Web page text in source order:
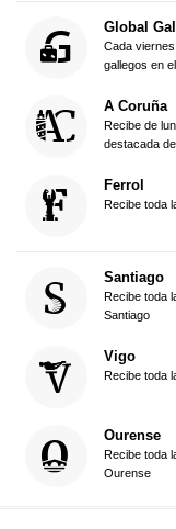
Global
Cada
gallegos en
A Coruña
Recibe de
destacada
Ferrol
Recibe toda
Santiago
Recibe toda
Santiago
Vigo
Recibe toda
Ourense
Recibe toda
Ourense